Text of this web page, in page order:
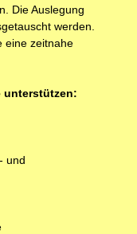
Die Auslegung
werden.
eine zeitnahe
unterstützen:
und